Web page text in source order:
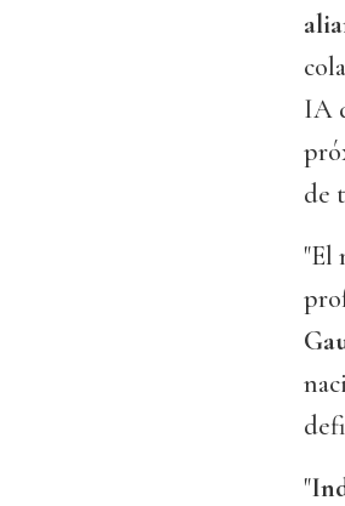
IA
de
"El
"